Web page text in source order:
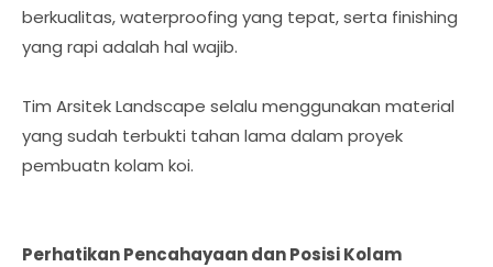
berkualitas, waterproofing yang tepat, serta finishing
yang rapi adalah hal wajib.
Tim Arsitek Landscape selalu menggunakan material
yang sudah terbukti tahan lama dalam proyek
pembuatn kolam koi.
Perhatikan Pencahayaan dan Posisi Kolam